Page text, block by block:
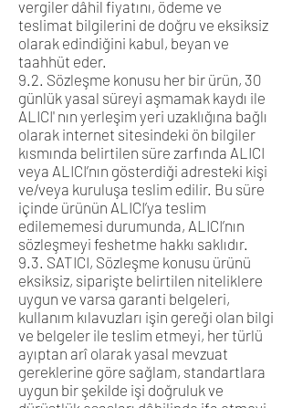
vergiler dâhil fiyatını, ödeme ve
teslimat bilgilerini de doğru ve eksiksiz
olarak edindiğini kabul, beyan ve
taahhüt eder.
9.2. Sözleşme konusu her bir ürün, 30
günlük yasal süreyi aşmamak kaydı ile
ALICI' nın yerleşim yeri uzaklığına bağlı
olarak internet sitesindeki ön bilgiler
kısmında belirtilen süre zarfında ALICI
veya ALICI’nın gösterdiği adresteki kişi
ve/veya kuruluşa teslim edilir. Bu süre
içinde ürünün ALICI’ya teslim
edilememesi durumunda, ALICI’nın
sözleşmeyi feshetme hakkı saklıdır.
9.3. SATICI, Sözleşme konusu ürünü
eksiksiz, siparişte belirtilen niteliklere
uygun ve varsa garanti belgeleri,
kullanım kılavuzları işin gereği olan bilgi
ve belgeler ile teslim etmeyi, her türlü
ayıptan arî olarak yasal mevzuat
gereklerine göre sağlam, standartlara
uygun bir şekilde işi doğruluk ve